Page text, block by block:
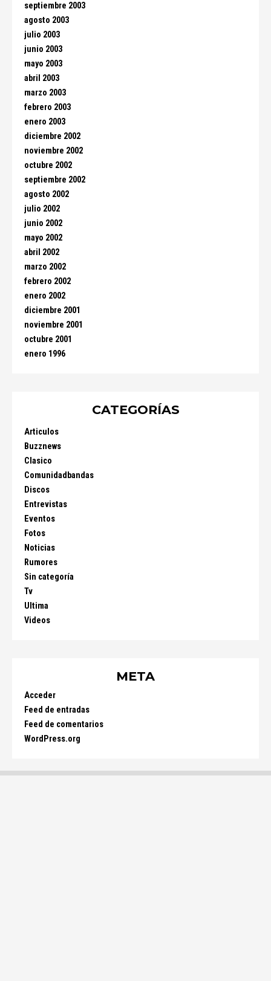
septiembre 2003
agosto 2003
julio 2003
junio 2003
mayo 2003
abril 2003
marzo 2003
febrero 2003
enero 2003
diciembre 2002
noviembre 2002
octubre 2002
septiembre 2002
agosto 2002
julio 2002
junio 2002
mayo 2002
abril 2002
marzo 2002
febrero 2002
enero 2002
diciembre 2001
noviembre 2001
octubre 2001
enero 1996
CATEGORÍAS
Articulos
Buzznews
Clasico
Comunidadbandas
Discos
Entrevistas
Eventos
Fotos
Noticias
Rumores
Sin categoría
Tv
Ultima
Videos
META
Acceder
Feed de entradas
Feed de comentarios
WordPress.org